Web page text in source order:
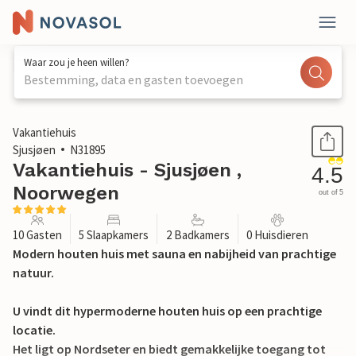
Waar zou je heen willen?
Bestemming, data en gasten toevoegen
1 / 39
Vakantiehuis
Sjusjøen
N31895
Vakantiehuis - Sjusjøen ,
Noorwegen
4.5
out of 5
10 Gasten 5 Slaapkamers 2 Badkamers 0 Huisdieren
Modern houten huis met sauna en nabijheid van prachtige
natuur.
U vindt dit hypermoderne houten huis op een prachtige
locatie.
Het ligt op Nordseter en biedt gemakkelijke toegang tot